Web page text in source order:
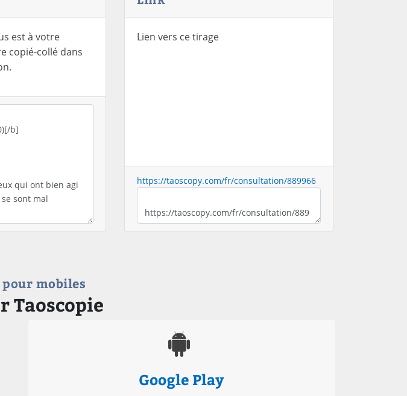
est à votre
copié-collé dans
Lien vers ce tirage
https://taoscopy.com/fr/consultation/889966
mobiles
Taoscopie
Google Play